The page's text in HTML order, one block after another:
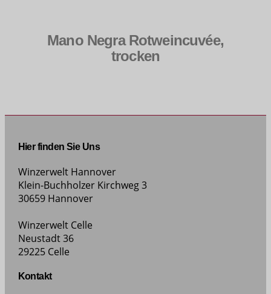
Mano Negra Rotweincuvée,
trocken
Hier finden Sie Uns
Winzerwelt Hannover
Klein-Buchholzer Kirchweg 3
30659 Hannover
Winzerwelt Celle
Neustadt 36
29225 Celle
Kontakt